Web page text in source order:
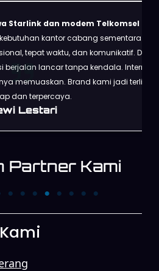
Starlink dan modem Telkomsel dari
kantor cabang sementara.
tepat waktu, dan komunikatif. Dari
berjalan lancar tanpa kendala. Internet
memuaskan. Brand kami jadi terlihat
dan terpercaya.
Lestari
Partner Kami
PT. Trans News
Corpora